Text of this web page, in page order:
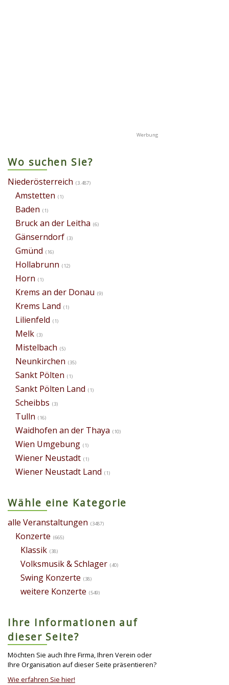
Wo suchen Sie?
Niederösterreich (3.487)
Amstetten (1)
Baden (1)
Bruck an der Leitha (6)
Gänserndorf (3)
Gmünd (16)
Hollabrunn (12)
Horn (1)
Krems an der Donau (9)
Krems Land (1)
Lilienfeld (1)
Melk (3)
Mistelbach (5)
Neunkirchen (35)
Sankt Pölten (1)
Sankt Pölten Land (1)
Scheibbs (3)
Tulln (16)
Waidhofen an der Thaya (10)
Wien Umgebung (1)
Wiener Neustadt (1)
Wiener Neustadt Land (1)
Wähle eine Kategorie
alle Veranstaltungen (3487)
Konzerte (665)
Klassik (38)
Volksmusik & Schlager (40)
Swing Konzerte (38)
weitere Konzerte (549)
Ihre Informationen auf
dieser Seite?
Möchten Sie auch Ihre Firma, Ihren Verein oder
Ihre Organisation auf dieser Seite präsentieren?
Wie erfahren Sie hier!